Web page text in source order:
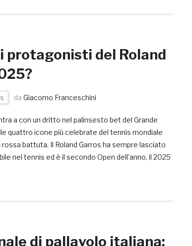
protagonisti del Roland
da Giacomo Franceschini
a con un dritto nel palinsesto bet del Grande
quattro icone più celebrate del tennis mondiale
battuta. Il Roland Garros ha sempre lasciato
nel tennis ed è il secondo Open dell’anno, il 2025
di pallavolo italiana: